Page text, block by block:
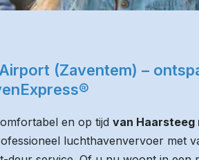
(Zaventem) –
en op tijd van Haarsteeg
luchthavenvervoer met